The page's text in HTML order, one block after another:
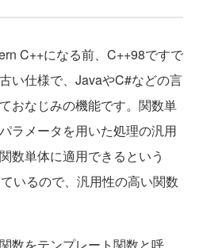
C++になる前、C++98ですで
い仕様で、JavaやC#などの言
おなじみの機能です。関数単
ラメータを用いた処理の汎用
数単体に適用できるという
いるので、汎用性の高い関数